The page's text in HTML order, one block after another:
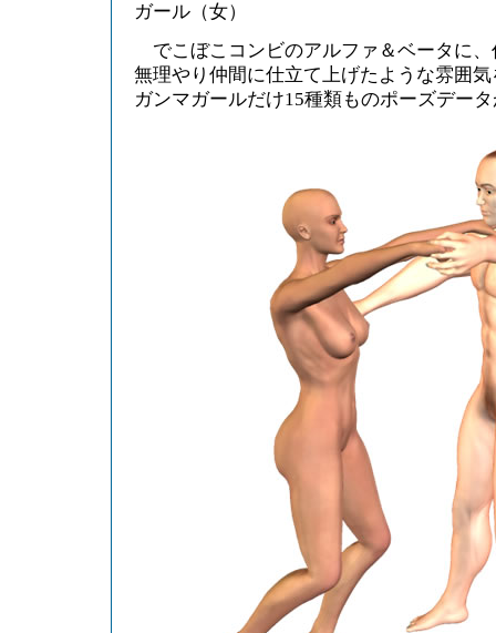
ガール（女）
でこぼこコンビのアルファ＆ベータに
無理やり仲間に仕立て上げたような雰囲
ガンマガールだけ15種類ものポーズデー